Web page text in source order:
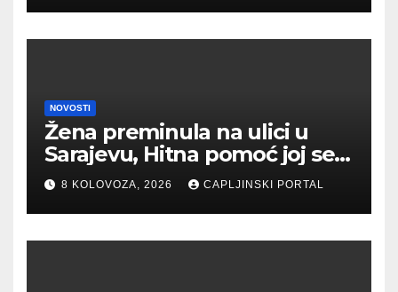
NOVOSTI
Žena preminula na ulici u
Sarajevu, Hitna pomoć joj se
borila za život više od 50
minuta
8 KOLOVOZA, 2026 CAPLJINSKI PORTAL